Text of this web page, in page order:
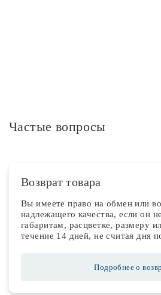
Частые вопросы
Возврат товара
Вы имеете право на обмен или
надлежащего качества, если он
габаритам, расцветке, размеру
течение 14 дней, не считая дня
Подробнее о